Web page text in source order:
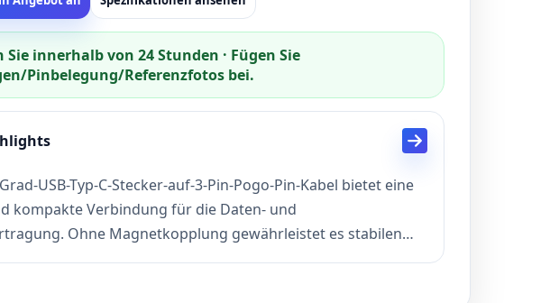
innerhalb von 24 Stunden · Fügen Sie
Pinbelegung/Referenzfotos bei.
USB-Typ-C-Stecker-auf-3-Pin-Pogo-Pin-Kabel bietet eine
kompakte Verbindung für die Daten- und
Ohne Magnetkopplung gewährleistet es stabilen
Kontakt und Haltbarkeit für industrielle, tragbare und